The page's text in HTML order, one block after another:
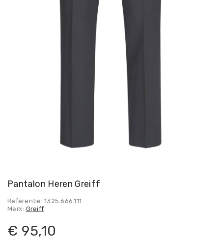
Pantalon Heren Greiff
Referentie: 1325.666.111
Merk: Greiff
€ 95,10